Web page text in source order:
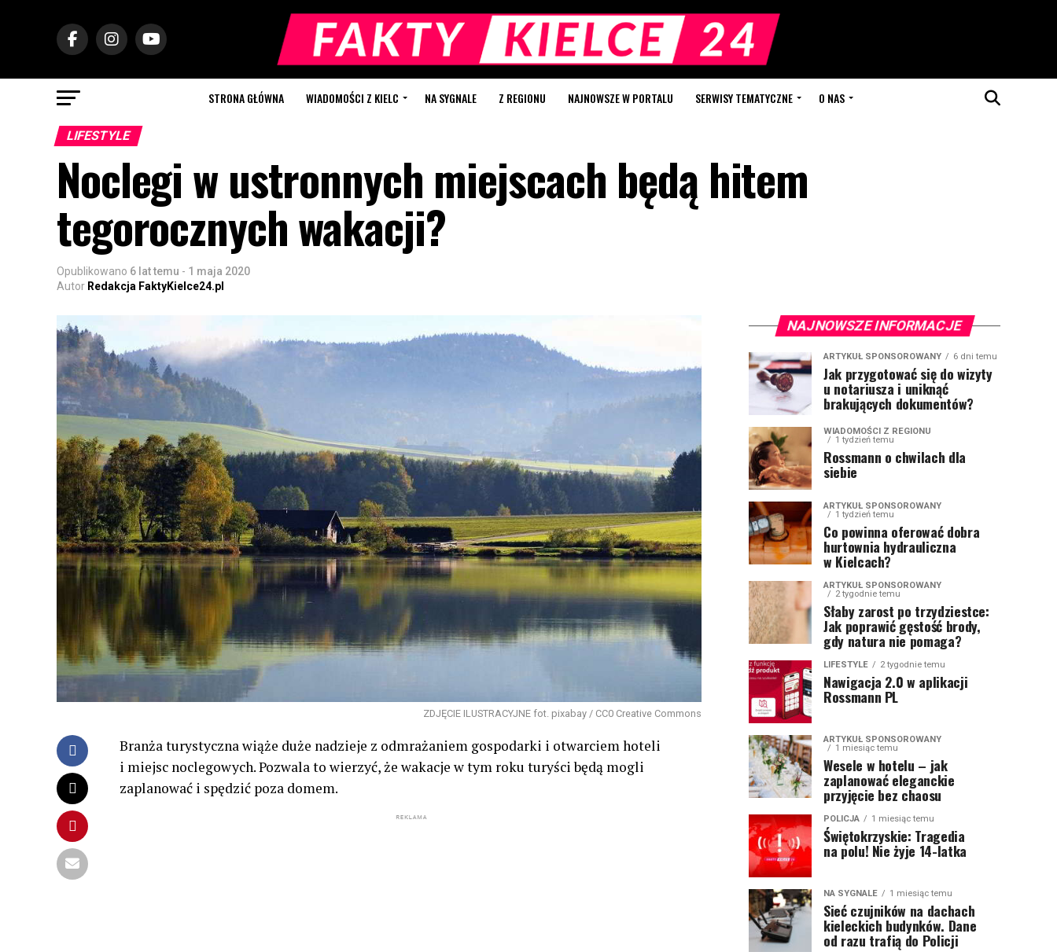
STRONA GŁÓWNA WIADOMOŚCI Z KIELC NA SYGNALE Z REGIONU NAJNOWSZE W PORTALU SERWISY TEMATYCZNE O NAS
LIFESTYLE
Noclegi w ustronnych miejscach będą hitem
tegorocznych wakacji?
Opublikowano 6 lat temu - 1 maja 2020
Autor Redakcja FaktyKielce24.pl
ZDJĘCIE ILUSTRACYJNE fot. pixabay / CC0 Creative Commons
Branża turystyczna wiąże duże nadzieje z odmrażaniem gospodarki i otwarciem hoteli
i miejsc noclegowych. Pozwala to wierzyć, że wakacje w tym roku turyści będą mogli
zaplanować i spędzić poza domem.
NAJNOWSZE INFORMACJE
ARTYKUŁ SPONSOROWANY 6 dni temu
Jak przygotować się do wizyty
u notariusza i uniknąć
brakujących dokumentów?
WIADOMOŚCI Z REGIONU
1 tydzień temu
Rossmann o chwilach dla
siebie
ARTYKUŁ SPONSOROWANY
1 tydzień temu
Co powinna oferować dobra
hurtownia hydrauliczna
w Kielcach?
ARTYKUŁ SPONSOROWANY
2 tygodnie temu
Słaby zarost po trzydziestce:
Jak poprawić gęstość brody,
gdy natura nie pomaga?
LIFESTYLE 2 tygodnie temu
Nawigacja 2.0 w aplikacji
Rossmann PL
ARTYKUŁ SPONSOROWANY
1 miesiąc temu
Wesele w hotelu – jak
zaplanować eleganckie
przyjęcie bez chaosu
POLICJA 1 miesiąc temu
Świętokrzyskie: Tragedia
na polu! Nie żyje 14-latka
NA SYGNALE 1 miesiąc temu
Sieć czujników na dachach
kieleckich budynków. Dane
od razu trafią do Policji